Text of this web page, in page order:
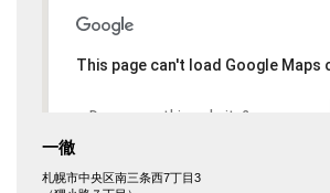
This page can't load Google Maps
Do you own this website?
一徹
札幌市中央区南三条西7丁目3